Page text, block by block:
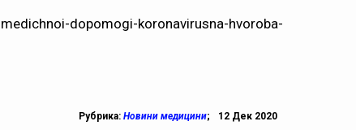
dopomogi-koronavirusna-hvoroba-
Рубрика: Новини медицини; 12 Дек 2020